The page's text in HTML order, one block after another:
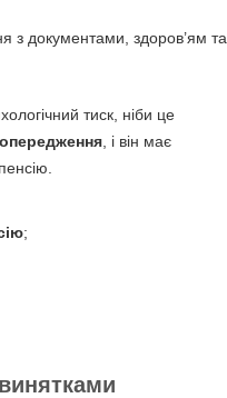
з документами, здоров’ям та
тиск, ніби це
, і він має
;